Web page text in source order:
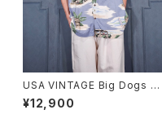
USA VINTAGE Big Dogs DO
G PATTERNED DESIGN HAL
F SLEEVE RAYON ALOHA S
¥12,900